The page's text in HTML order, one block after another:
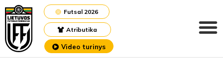
Atributika
Futsal 2026
Video turinys